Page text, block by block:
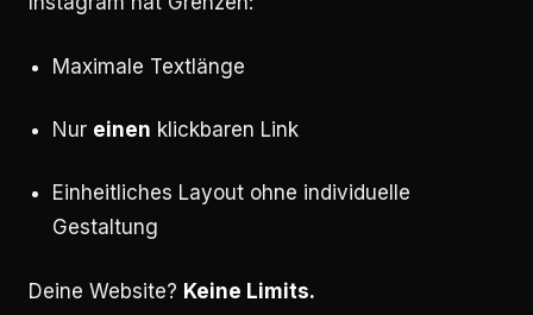
Maximale Textlänge
Nur einen klickbaren Link
Einheitliches Layout ohne individuelle
Gestaltung
Deine Website? Keine Limits.